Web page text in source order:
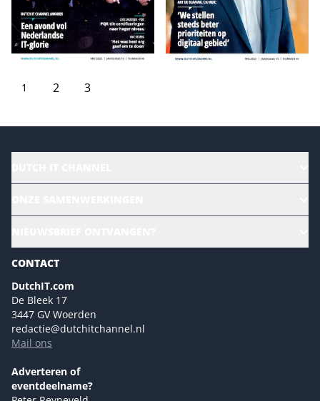
1 2 3
Magazines
Marketingmogelijkheden 2026
Eventmogelijkheden 2026
Advertising opportunities 2026 ENG
Event opportunities 2026 ENG
NL Digital
Versturen
CONTACT
DutchIT.com
De Bleek 17
3447 GV Woerden
redactie@dutchitchannel.nl
Mail ons
Adverteren of
eventdeelname?